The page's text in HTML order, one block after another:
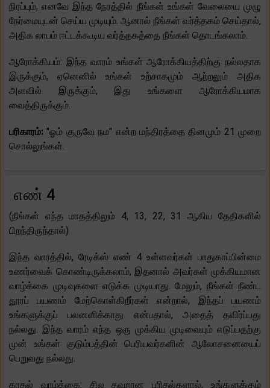
நிரப்பும், எனவே இந்த நேரத்தில் நீங்கள் உங்கள் வேலையை முழு
நேர்மையுடன் செய்ய முடியும். ஆனால் நீங்கள் வர்த்தகம் செய்தால்,
அதிக லாபம் ஈட்டக்கூடிய வர்த்தகத்தை நீங்கள் தொடங்கலாம்.
ஆரோக்கியம்: இந்த வாரம் உங்கள் ஆரோக்கியத்திற்கு நல்லதாக
இருக்கும், ஏனெனில் உங்கள் உற்சாகமும் ஆற்றலும் அதிக
அளவில் இருக்கும், இது உங்களை ஆரோக்கியமாக
வைத்திருக்கும்.
பரிகாரம்:"ஓம் குருவே நம" என்ற மந்திரத்தை தினமும் 21 முறை
சொல்லுங்கள்.
எண் 4
(நீங்கள் எந்த மாதத்திலும் 4, 13, 22, 31 ஆகிய தேதிகளில்
பிறந்திருந்தால்)
இந்த வாரத்தில், ரேடிக்ஸ் எண் 4 உள்ளவர்கள் பாதுகாப்பின்மை
உணர்வைக் கொண்டிருக்கலாம், இதனால் அவர்கள் முக்கியமான
வாழ்க்கை முடிவுகளை எடுக்க முடியாது. மேலும், நீங்கள் நீண்ட
தூரப் பயணம் மேற்கொள்கிறீர்கள் என்றால், இந்தப் பயணம்
உங்களுக்குப் பலனளிக்காது என்பதால், அதைத் தவிர்ப்பது
நல்லது. இந்த வாரம் எந்த ஒரு முக்கிய முடிவையும் எடுப்பதற்கு
முன் உங்கள் குடும்பத்தின் பெரியவர்களின் ஆலோசனையைப்
பெறுவது நல்லது.
காதல் வாழ்க்கை: சில தவறான புரிதல்களால், உங்களுக்கும்